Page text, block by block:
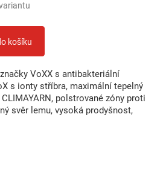
košíku
VoXX s antibakteriální
s ionty stříbra, maximální tepelný
polstrované zóny proti
svěr lemu, vysoká prodyšnost,